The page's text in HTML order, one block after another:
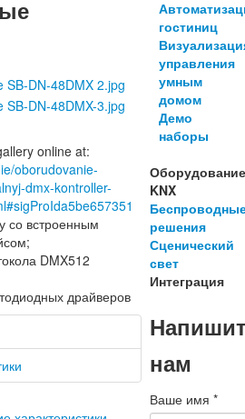
online at:
oborudovanie-
dmx-kontroller-
со встроенным
DMX512
драйверов
гостиниц
управления
умным
домом
Демо
наборы
KNX
решения
Сценический
свет
Интеграция
нам
Ваше имя*